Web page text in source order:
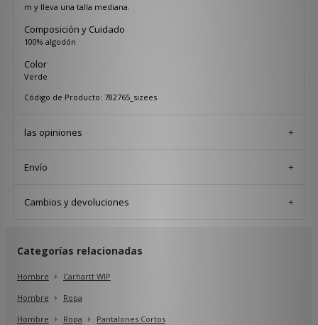
m y lleva una talla mediana.
Composición y Cuidado
100% algodón
Color
Verde
Código de Producto: 782765_sizees
las opiniones
Envío
Cambios y devoluciones
Categorías relacionadas
Hombre
Carhartt WIP
Hombre
Ropa
Hombre
Ropa Pantalones Cortos